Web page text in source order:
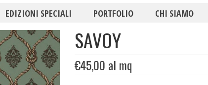
EDIZIONI SPECIALI PORTFOLIO CHI SIAMO
SAVOY
€45,00 al mq